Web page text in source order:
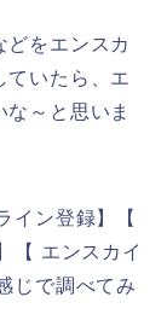
どをエンスカ
ていたら、エ
～と思いま
イン登録】【
【 エンスカイ
じで調べてみ